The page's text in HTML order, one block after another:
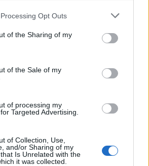
website/app uses one or more Google
or usage behaviour. You may click to
to Google and its third-party tags to
specified purposes in below Google
Opt Outs
of the Sharing of my
of the Sale of my
of processing my
Targeted Advertising.
of Collection, Use,
and/or Sharing of my
Is Unrelated with the
it was collected.